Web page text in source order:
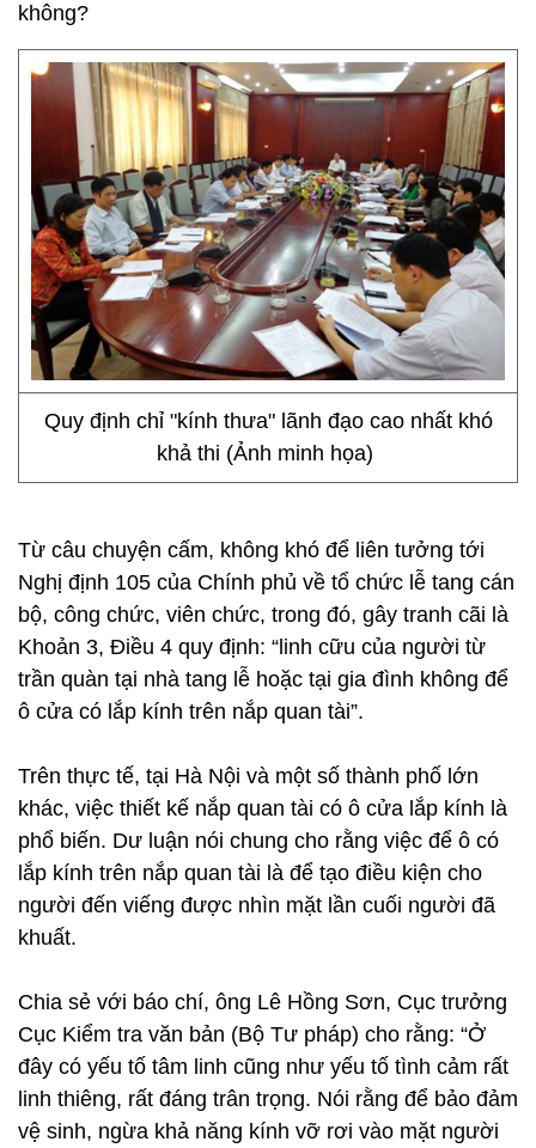
không?
Quy định chỉ "kính thưa" lãnh đạo cao nhất khó
khả thi (Ảnh minh họa)
Từ câu chuyện cấm, không khó để liên tưởng tới
Nghị định 105 của Chính phủ về tổ chức lễ tang cán
bộ, công chức, viên chức, trong đó, gây tranh cãi là
Khoản 3, Điều 4 quy định: “linh cữu của người từ
trần quàn tại nhà tang lễ hoặc tại gia đình không để
ô cửa có lắp kính trên nắp quan tài”.
Trên thực tế, tại Hà Nội và một số thành phố lớn
khác, việc thiết kế nắp quan tài có ô cửa lắp kính là
phổ biến. Dư luận nói chung cho rằng việc để ô có
lắp kính trên nắp quan tài là để tạo điều kiện cho
người đến viếng được nhìn mặt lần cuối người đã
khuất.
Chia sẻ với báo chí, ông Lê Hồng Sơn, Cục trưởng
Cục Kiểm tra văn bản (Bộ Tư pháp) cho rằng: “Ở
đây có yếu tố tâm linh cũng như yếu tố tình cảm rất
linh thiêng, rất đáng trân trọng. Nói rằng để bảo đảm
vệ sinh, ngừa khả năng kính vỡ rơi vào mặt người